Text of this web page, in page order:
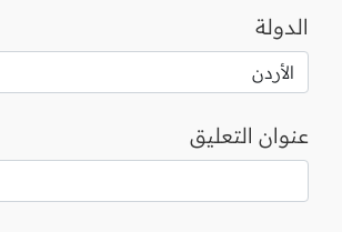
الدولة
عنوان التعليق